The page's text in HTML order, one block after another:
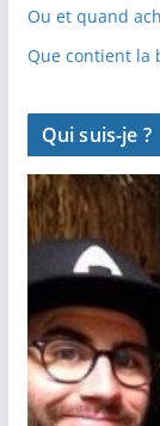
Ou et quand
Que contient la
Qui suis-je ?